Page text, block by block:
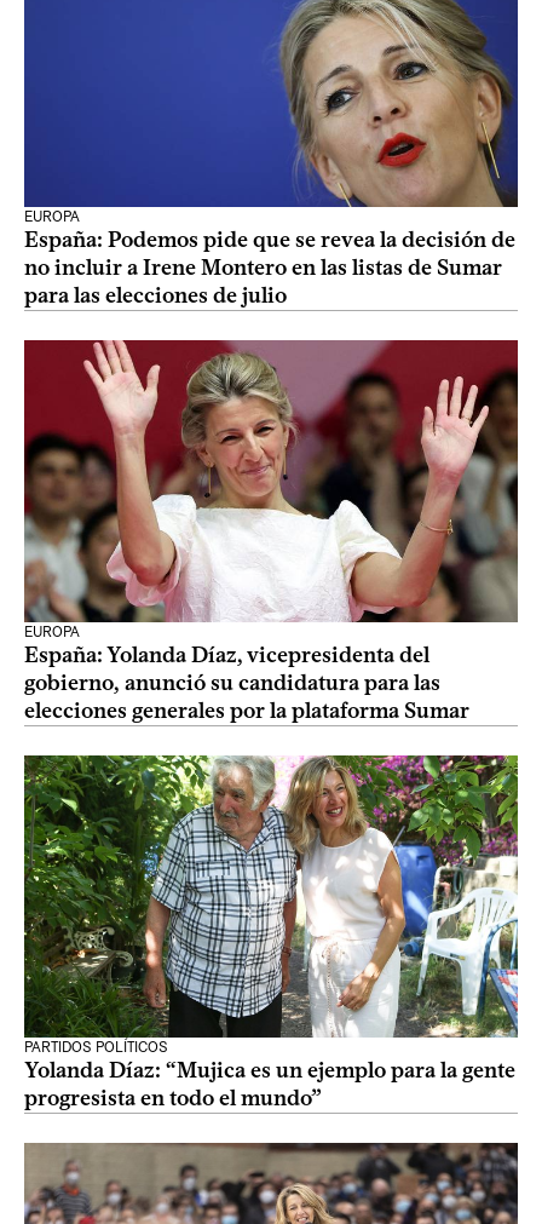
EUROPA
España: Podemos pide que se revea la decisión de
no incluir a Irene Montero en las listas de Sumar
para las elecciones de julio
EUROPA
España: Yolanda Díaz, vicepresidenta del
gobierno, anunció su candidatura para las
elecciones generales por la plataforma Sumar
PARTIDOS POLÍTICOS
Yolanda Díaz: “Mujica es un ejemplo para la gente
progresista en todo el mundo”